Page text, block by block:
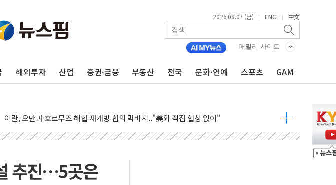
2026.08.07 (금) | ENG | 中文
패밀리 사이트
해외투자 산업 증권·금융 부동산 전국 문화·연예 스포츠 GAM
현대리바트, 원가 개선으로 실적 방어…다음 과제는 '외형 확대'
"세금 부담 덜자"…비거주 1주택자 귀환 조짐에 전월세시장 '긴장'
[금/유가] 이란의 호르무즈 해협 통항 제한 검토에 유가 3% 급등…금값 보합
[민주 당권주자 일정] 송영길·정청래·김민석 후보 - 8월 7일
李대통령, 오늘 부동산 정책 점검 2차 회의…주택 공급 대책 막바지 조율할 듯
[오늘의 국회일정] 상임위·세미나·기자회견·주요 정당 - 8월 7일
이란, 美·이스라엘 선박 호르무즈 통항 제한 추진…美 "통행 막을 권한 없어"
추진…5곳은